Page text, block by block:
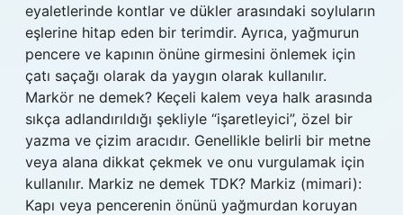
eyaletlerinde kontlar ve dükler arasındaki soyluların
eşlerine hitap eden bir terimdir. Ayrıca, yağmurun
pencere ve kapının önüne girmesini önlemek için
çatı saçağı olarak da yaygın olarak kullanılır.
Markör ne demek? Keçeli kalem veya halk arasında
sıkça adlandırıldığı şekliyle “işaretleyici”, özel bir
yazma ve çizim aracıdır. Genellikle belirli bir metne
veya alana dikkat çekmek ve onu vurgulamak için
kullanılır. Markiz ne demek TDK? Markiz (mimari):
Kapı veya pencerenin önünü yağmurdan koruyan